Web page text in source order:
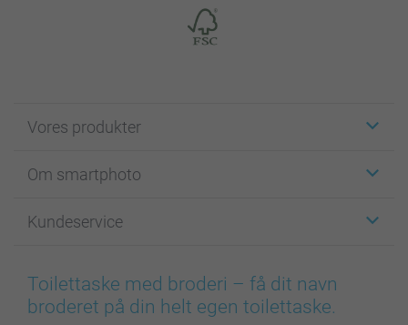
Vores produkter
Fotokort
Fotobøger
Billeder, Plakater & Fotohæfter
Cover til mobil & tablet
Om smartphoto
For affiliate
Cookie Policy
Sitemap
Kundeservice
100% tilfredshedsgaranti
smartbonus
Toilettaske med broderi – få dit navn
broderet på din helt egen toilettaske.